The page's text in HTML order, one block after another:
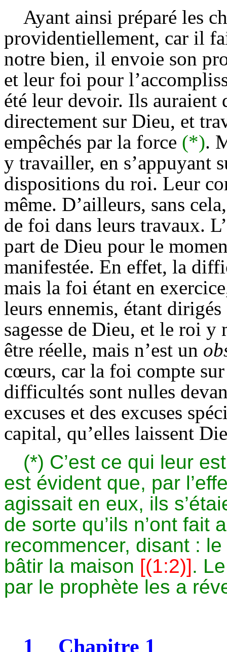
Ayant ainsi préparé les
providentiellement, car il
notre bien, il envoie son
et leur foi pour
été leur devoir. Ils auraient
directement sur Dieu, et
empêchés par la force (*).
y travailler, en s’appuyant
dispositions du roi. Leur
même. D’ailleurs, sans
de foi dans leurs travaux.
part de Dieu pour le
manifestée. En effet, la
mais la foi étant en
leurs ennemis, étant
sagesse de Dieu, et le roi
être réelle, mais n’est un
cœurs, car la foi compte
difficultés sont nulles
excuses et des excuses
capital, qu’elles laissent
(*) C’est ce qui leur
est évident que, par
agissait en eux, ils
de sorte qu’ils n’ont fait
recommencer, disant :
bâtir la maison [(1:2)].
par le prophète les a
1 Chapitre 1